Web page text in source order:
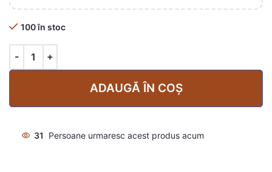
100 în stoc
ADAUGĂ ÎN COȘ
31 Persoane urmaresc acest produs acum